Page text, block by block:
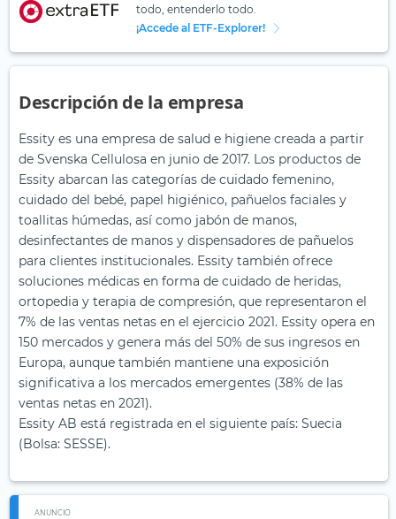
todo, entenderlo todo.
¡Accede al ETF-Explorer!
Descripción de la empresa
Essity es una empresa de salud e higiene creada a partir
de Svenska Cellulosa en junio de 2017. Los productos de
Essity abarcan las categorías de cuidado femenino,
cuidado del bebé, papel higiénico, pañuelos faciales y
toallitas húmedas, así como jabón de manos,
desinfectantes de manos y dispensadores de pañuelos
para clientes institucionales. Essity también ofrece
soluciones médicas en forma de cuidado de heridas,
ortopedia y terapia de compresión, que representaron el
7% de las ventas netas en el ejercicio 2021. Essity opera en
150 mercados y genera más del 50% de sus ingresos en
Europa, aunque también mantiene una exposición
significativa a los mercados emergentes (38% de las
ventas netas en 2021).
Essity AB está registrada en el siguiente país: Suecia
(Bolsa: SESSE).
ANUNCIO